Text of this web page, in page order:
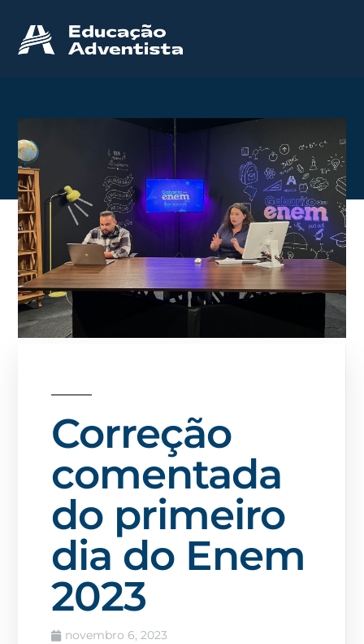
Correção
comentada
do primeiro
dia do Enem
2023
novembro 6, 2023